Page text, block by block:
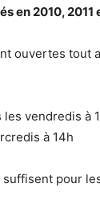
en 2010, 2011
ouvertes tout
les vendredis à
à 14h
pour